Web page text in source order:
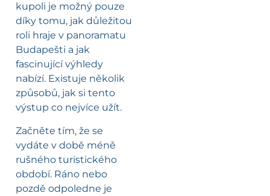
kupoli je možný pouze
díky tomu, jak důležitou
roli hraje v panoramatu
Budapešti a jak
fascinující výhledy
nabízí. Existuje několik
způsobů, jak si tento
výstup co nejvíce užít.
Začněte tím, že se
vydáte v době méně
rušného turistického
období. Ráno nebo
pozdě odpoledne je